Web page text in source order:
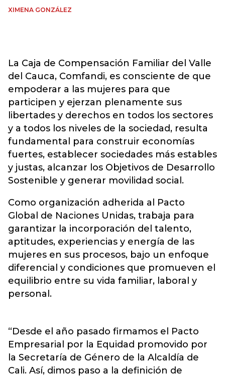
XIMENA GONZÁLEZ
La Caja de Compensación Familiar del Valle
del Cauca, Comfandi, es consciente de que
empoderar a las mujeres para que
participen y ejerzan plenamente sus
libertades y derechos en todos los sectores
y a todos los niveles de la sociedad, resulta
fundamental para construir economías
fuertes, establecer sociedades más estables
y justas, alcanzar los Objetivos de Desarrollo
Sostenible y generar movilidad social.
Como organización adherida al Pacto
Global de Naciones Unidas, trabaja para
garantizar la incorporación del talento,
aptitudes, experiencias y energía de las
mujeres en sus procesos, bajo un enfoque
diferencial y condiciones que promueven el
equilibrio entre su vida familiar, laboral y
personal.
“Desde el año pasado firmamos el Pacto
Empresarial por la Equidad promovido por
la Secretaría de Género de la Alcaldía de
Cali. Así, dimos paso a la definición de